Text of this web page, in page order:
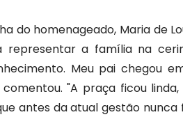
do homenageado, Maria de
a família na
Meu pai chegou
"A praça ficou
antes da atual gestão nunca